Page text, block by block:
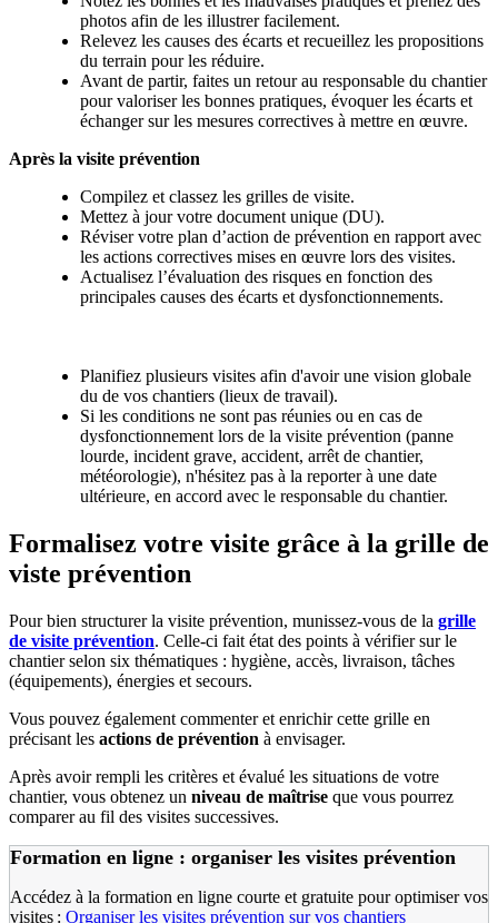
photos afin de les illustrer facilement.
Relevez les causes des écarts et recueillez les propositions
du terrain pour les réduire.
Avant de partir, faites un retour au responsable du chantier
pour valoriser les bonnes pratiques, évoquer les écarts et
échanger sur les mesures correctives à mettre en œuvre.
Après la visite prévention
Compilez et classez les grilles de visite.
Mettez à jour votre document unique (DU).
Réviser votre plan d’action de prévention en rapport avec
les actions correctives mises en œuvre lors des visites.
Actualisez l’évaluation des risques en fonction des
principales causes des écarts et dysfonctionnements.
Planifiez plusieurs visites afin d'avoir une vision globale
du de vos chantiers (lieux de travail).
Si les conditions ne sont pas réunies ou en cas de
dysfonctionnement lors de la visite prévention (panne
lourde, incident grave, accident, arrêt de chantier,
météorologie), n'hésitez pas à la reporter à une date
ultérieure, en accord avec le responsable du chantier.
Formalisez votre visite grâce à la grille de
viste prévention
Pour bien structurer la visite prévention, munissez-vous de la grille
de visite prévention. Celle-ci fait état des points à vérifier sur le
chantier selon six thématiques : hygiène, accès, livraison, tâches
(équipements), énergies et secours.
Vous pouvez également commenter et enrichir cette grille en
précisant les actions de prévention à envisager.
Après avoir rempli les critères et évalué les situations de votre
chantier, vous obtenez un niveau de maîtrise que vous pourrez
comparer au fil des visites successives.
Formation en ligne : organiser les visites prévention
Accédez à la formation en ligne courte et gratuite pour optimiser vos
visites : Organiser les visites prévention sur vos chantiers